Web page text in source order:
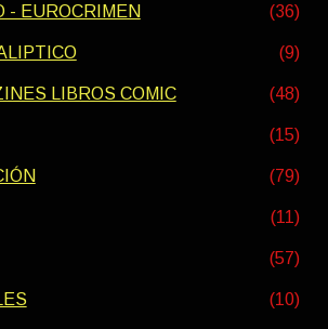
- EUROCRIMEN (36)
(9)
LIBROS COMIC (48)
(15)
(79)
(11)
(57)
(10)